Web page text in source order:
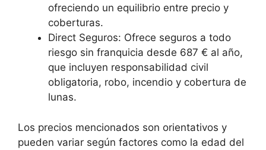
ofreciendo un equilibrio entre precio y
coberturas.
Direct Seguros: Ofrece seguros a todo
riesgo sin franquicia desde 687 € al año,
que incluyen responsabilidad civil
obligatoria, robo, incendio y cobertura de
lunas.
Los precios mencionados son orientativos y
pueden variar según factores como la edad del